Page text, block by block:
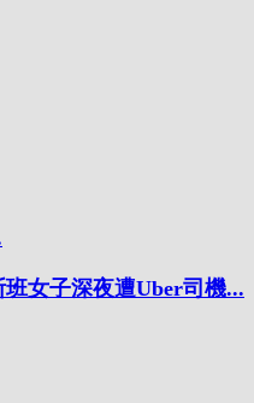
女子深夜遭Uber司機...